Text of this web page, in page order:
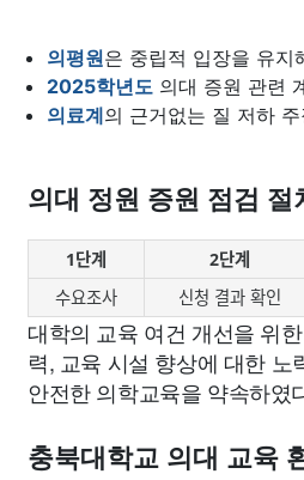
의평원은 중립적 입장을 유지
2025학년도 의대 증원 관련
의료계의 근거없는 질 저하 주
의대 정원 증원 점검 절
1단계 2단계
수요조사
신청 결과 확인
대학의 교육 여건 개선을 위
력, 교육 시설 향상에 대한 노
안전한 의학교육을 약속하였
충북대학교 의대 교육